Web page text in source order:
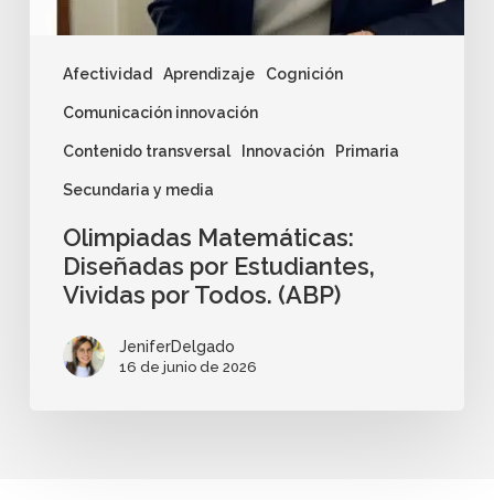
Afectividad Aprendizaje Cognición
Comunicación innovación
Contenido transversal Innovación Primaria
Secundaria y media
Olimpiadas Matemáticas:
Diseñadas por Estudiantes,
Vividas por Todos. (ABP)
JeniferDelgado
16 de junio de 2026